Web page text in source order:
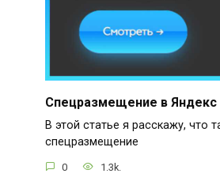
Спецразмещение в Яндекс
В этой статье я расскажу, что
спецразмещение
0 1.3k.